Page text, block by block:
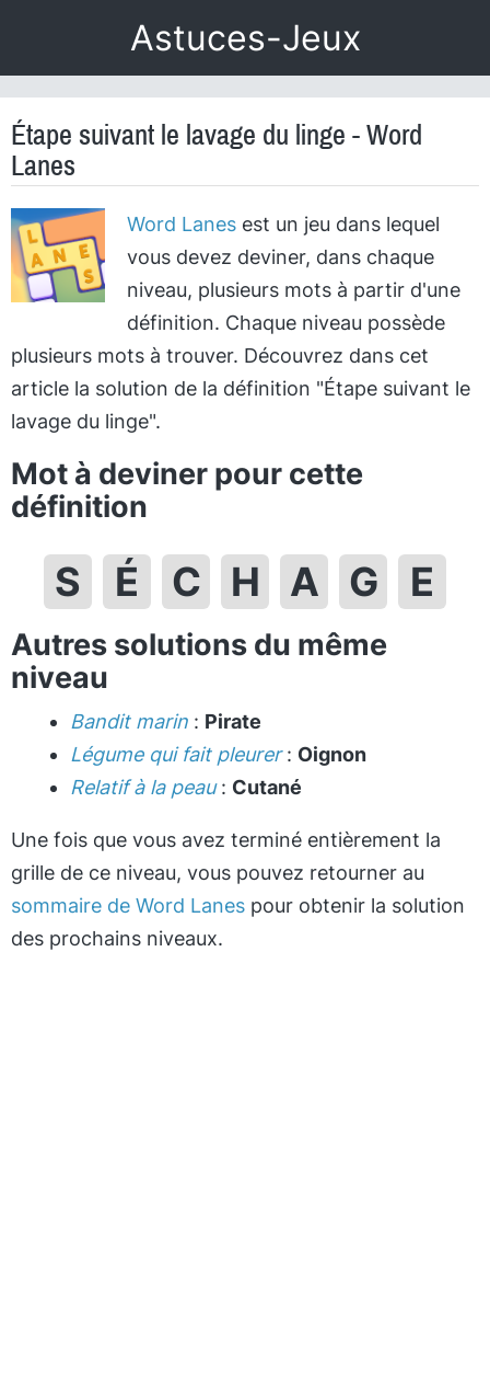
Astuces-Jeux
Étape suivant le lavage du linge - Word
Lanes
Word Lanesest un jeu dans lequel
vous devez deviner, dans chaque
niveau, plusieurs mots à partir d'une
définition. Chaque niveau possède
plusieurs mots à trouver. Découvrez dans cet
article la solution de la définition "Étape suivant le
lavage du linge".
Mot à deviner pour cette
définition
S É C H A G E
Autres solutions du même
niveau
Bandit marin : Pirate
Légume qui fait pleurer: Oignon
Relatif à la peau: Cutané
Une fois que vous avez terminé entièrement la
grille de ce niveau, vous pouvez retourner au
sommaire de Word Lanes pour obtenir la solution
des prochains niveaux.